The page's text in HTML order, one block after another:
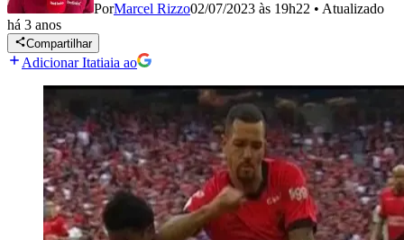
PorMarcel Rizzo02/07/2023 às 19h22 • Atualizado
há 3 anos
Compartilhar
Adicionar Itatiaia ao